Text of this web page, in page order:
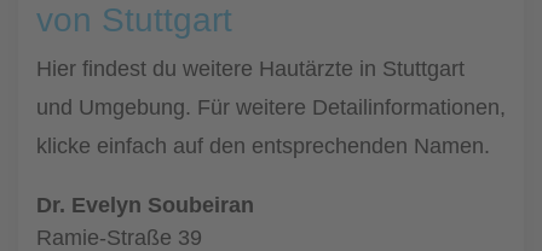
von Stuttgart
Hier findest du weitere Hautärzte in Stuttgart
und Umgebung. Für weitere Detailinformationen,
klicke einfach auf den entsprechenden Namen.
Dr. Evelyn Soubeiran
Ramie-Straße 39